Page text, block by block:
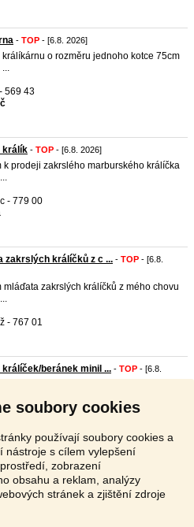
soubory cookies
používají soubory cookies a
nástroje s cílem vylepšení
zobrazení
obsahu a reklam, analýzy
stránek a zjištění zdroje
- TOP - [6.8. 2026]
králíkárnu o rozměru jednoho kotce 75cm
...
569 43
králík - TOP - [6.8. 2026]
k prodeji zakrslého marburského králíčka
- 779 00
zakrslých králíčků z c ... - TOP - [6.8.
mláďata zakrslých králíčků z mého chovu
- 767 01
beránek minil ... - TOP - [6.8.
...
262 72
1 2 3 Další